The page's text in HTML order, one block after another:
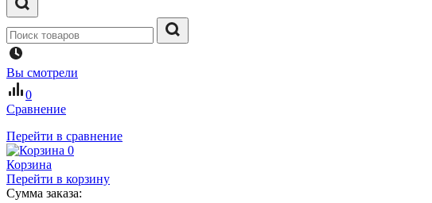
Вы смотрели
0
Сравнение
Перейти в сравнение
0
Корзина
Перейти в корзину
Сумма заказа: